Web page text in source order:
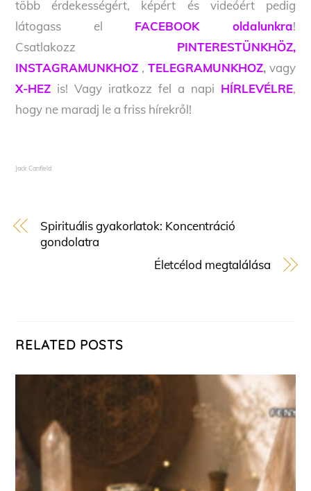
több érdekességért, képért és videóért pedig
látogass el FACEBOOK oldalunkra!
Csatlakozz PINTERESTÜNKHÖZ,
INSTAGRAMUNKHOZ , TELEGRAMUNKHOZ,vagy
X-HEZ is! Vagy iratkozz fel a napi HÍRLEVÉLRE,
hogy ne maradj le a friss hírekről!
Jack Canfield
Spirituális gyakorlatok: Koncentráció
gondolatra
Életcélod megtalálása
RELATED POSTS